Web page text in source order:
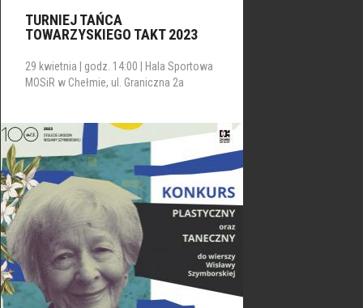
TURNIEJ TAŃCA
TOWARZYSKIEGO TAKT 2023
29 kwietnia | godz. 14:00 | Hala Sportowa
MOSiR w Chełmie, ul. Graniczna 2a